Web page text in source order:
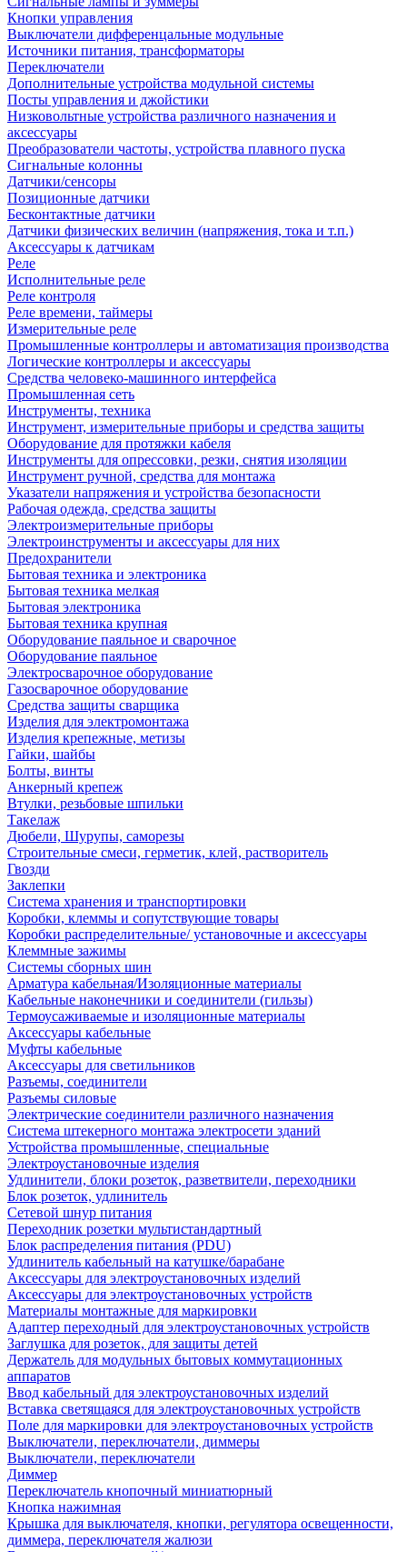
Кнопки управления
Выключатели дифференцальные модульные
Источники питания, трансформаторы
Переключатели
Дополнительные устройства модульной системы
Посты управления и джойстики
Низковольтные устройства различного назначения и
аксессуары
Преобразователи частоты, устройства плавного пуска
Сигнальные колонны
Датчики/сенсоры
Позиционные датчики
Бесконтактные датчики
Датчики физических величин (напряжения, тока и т.п.)
Аксессуары к датчикам
Реле
Исполнительные реле
Реле контроля
Реле времени, таймеры
Измерительные реле
Промышленные контроллеры и автоматизация производства
Логические контроллеры и аксессуары
Средства человеко-машинного интерфейса
Промышленная сеть
Инструменты, техника
Инструмент, измерительные приборы и средства защиты
Оборудование для протяжки кабеля
Инструменты для опрессовки, резки, снятия изоляции
Инструмент ручной, средства для монтажа
Указатели напряжения и устройства безопасности
Рабочая одежда, средства защиты
Электроизмерительные приборы
Электроинструменты и аксессуары для них
Предохранители
Бытовая техника и электроника
Бытовая техника мелкая
Бытовая электроника
Бытовая техника крупная
Оборудование паяльное и сварочное
Оборудование паяльное
Электросварочное оборудование
Газосварочное оборудование
Средства защиты сварщика
Изделия для электромонтажа
Изделия крепежные, метизы
Гайки, шайбы
Болты, винты
Анкерный крепеж
Втулки, резьбовые шпильки
Такелаж
Дюбели, Шурупы, саморезы
Строительные смеси, герметик, клей, растворитель
Гвозди
Заклепки
Система хранения и транспортировки
Коробки, клеммы и сопутствующие товары
Коробки распределительные/ установочные и аксессуары
Клеммные зажимы
Системы сборных шин
Арматура кабельная/Изоляционные материалы
Кабельные наконечники и соединители (гильзы)
Термоусаживаемые и изоляционные материалы
Аксессуары кабельные
Муфты кабельные
Аксессуары для светильников
Разъемы, соединители
Разъемы силовые
Электрические соединители различного назначения
Система штекерного монтажа электросети зданий
Устройства промышленные, специальные
Электроустановочные изделия
Удлинители, блоки розеток, разветвители, переходники
Блок розеток, удлинитель
Сетевой шнур питания
Переходник розетки мультистандартный
Блок распределения питания (PDU)
Удлинитель кабельный на катушке/барабане
Аксессуары для электроустановочных изделий
Аксессуары для электроустановочных устройств
Материалы монтажные для маркировки
Адаптер переходный для электроустановочных устройств
Заглушка для розеток, для защиты детей
Держатель для модульных бытовых коммутационных
аппаратов
Ввод кабельный для электроустановочных изделий
Вставка светящаяся для электроустановочных устройств
Поле для маркировки для электроустановочных устройств
Выключатели, переключатели, диммеры
Выключатели, переключатели
Диммер
Переключатель кнопочный миниатюрный
Кнопка нажимная
Крышка для выключателя, кнопки, регулятора освещенности,
диммера, переключателя жалюзи